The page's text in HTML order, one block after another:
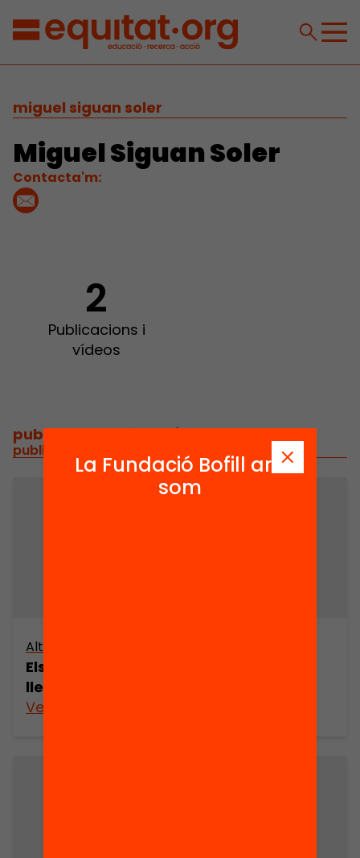
miguel siguan soler
Miguel Siguan Soler
Contacta'm:
2
Publicacions i
vídeos
publicacions i vídeos/
publicacions i vídeos relacionats
Altres arxius
Els anarquistes valencians al front de
llevant
Veure’n més
La Fundació Bofill ara
som